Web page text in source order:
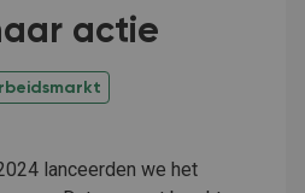
actie
lanceerden we het